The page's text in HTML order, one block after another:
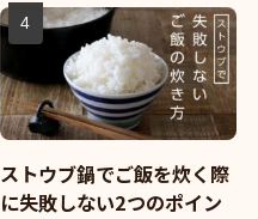
ストウブ鍋でご飯を炊く際
に失敗しない2つのポイン